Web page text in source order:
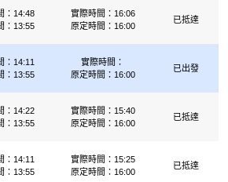
：14:48
：13:55
實際時間：16:06
原定時間：16:00
已抵達
：14:11
：13:55
實際時間：
原定時間：16:00
已出發
：14:22
：13:55
實際時間：15:40
原定時間：16:00
已抵達
：14:11
：13:55
實際時間：15:25
原定時間：16:00
已抵達